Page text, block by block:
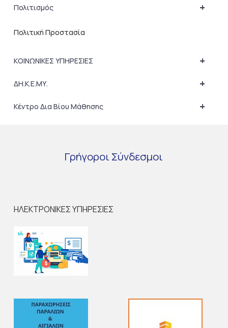
+
Πολιτισμός
Πολιτική Προστασία
+
ΚΟΙΝΩΝΙΚΕΣ ΥΠΗΡΕΣΙΕΣ
+
ΔΗ.Κ.Ε.ΜΥ.
+
Κέντρο Δια Βίου Μάθησης
Γρήγοροι Σύνδεσμοι
ΗΛΕΚΤΡΟΝΙΚΕΣ ΥΠΗΡΕΣΙΕΣ